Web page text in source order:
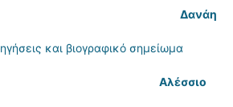
Δανάη
και βιογραφικό σημείωμα
Αλέσσιο